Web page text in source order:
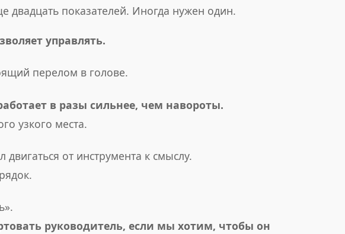
двадцать показателей. Иногда нужен один.
управлять.
перелом в голове.
в разы сильнее, чем навороты.
узкого места.
от инструмента к смыслу.
руководитель, если мы хотим, чтобы он